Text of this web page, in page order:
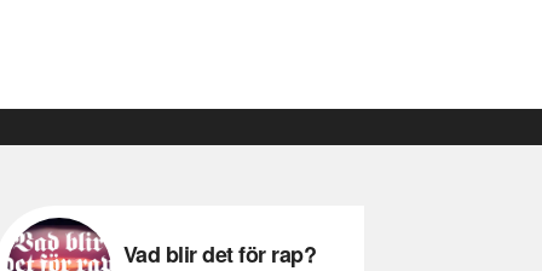
Vad blir det för rap?